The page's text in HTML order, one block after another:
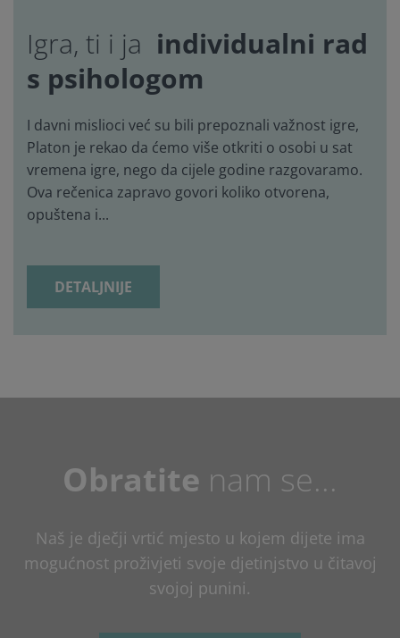
Igra, ti i ja individualni rad
s psihologom
I davni mislioci već su bili prepoznali važnost igre,
Platon je rekao da ćemo više otkriti o osobi u sat
vremena igre, nego da cijele godine razgovaramo.
Ova rečenica zapravo govori koliko otvorena,
opuštena i...
DETALJNIJE
Obratite nam se...
Naš je dječji vrtić mjesto u kojem dijete ima
mogućnost proživjeti svoje djetinjstvo u čitavoj
svojoj punini.